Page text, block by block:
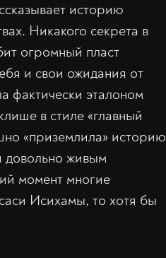
историю
Никакого секрета в
огромный пласт
и свои ожидания от
фактически эталоном
в стиле «главный
«приземлила» историю
довольно живым
момент многие
Исихамы, то хотя бы